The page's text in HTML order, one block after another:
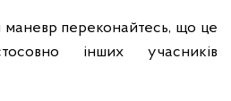
переконайтесь, що це
інших учасників